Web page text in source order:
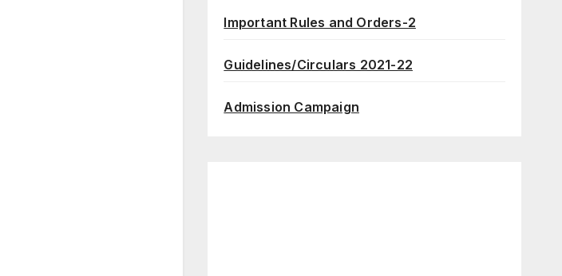
Important Rules and Orders-2
Guidelines/Circulars 2021-22
Admission Campaign